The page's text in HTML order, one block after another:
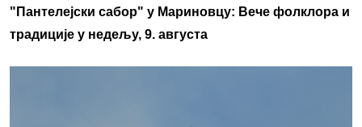
"Пантелејски сабор" у Мариновцу: Вече фолклора и
традиције у недељу, 9. августа